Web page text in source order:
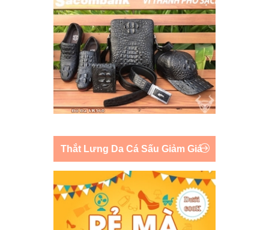
Thắt Lưng Da Cá Sấu Giảm Giá